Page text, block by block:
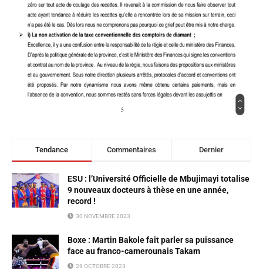
Tendance Commentaires Dernier
ESU : l’Université Officielle de Mbujimayi totalise
9 nouveaux docteurs à thèse en une année,
record !
30 NOVEMBRE 2023
Boxe : Martin Bakole fait parler sa puissance
face au franco-camerounais Takam
28 OCTOBRE 2023